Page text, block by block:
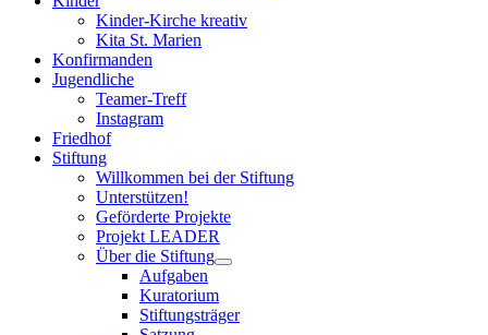
Kinder-Kirche kreativ
Kita St. Marien
Konfirmanden
Jugendliche
Teamer-Treff
Instagram
Friedhof
Stiftung
Willkommen bei der Stiftung
Unterstützen!
Geförderte Projekte
Projekt LEADER
Über die Stiftung
Aufgaben
Kuratorium
Stiftungsträger